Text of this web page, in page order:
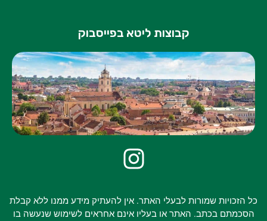
קבוצות ליטא בפייסבוק
הזכויות שמורות לבעלי האתר. אין להעתיק מידע ממנו ללא קבלת
בכתב. האתר או בעליו אינם אחראים לשימוש שנעשה בו